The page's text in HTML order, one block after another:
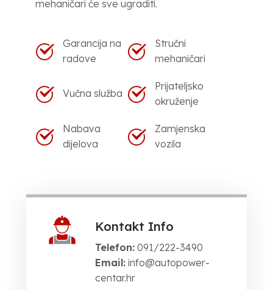
mehaničari će sve ugraditi.
Garancija na
radove
Stručni
mehaničari
Vučna služba
Prijateljsko
okruženje
Nabava
dijelova
Zamjenska
vozila
Kontakt Info
Telefon:091/222-3490
Email: info@autopower-
centar.hr